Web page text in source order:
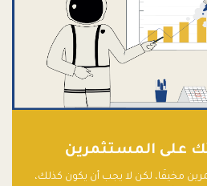
على المستثمرين
مخيفًا، لكن لا يجب أن يكون كذلك،